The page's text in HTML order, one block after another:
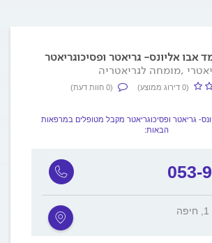
אבו אליונס- גריאטר ופסיכוגריאטר
,מומחה לגריאטריה
(0 דירוג ממוצע) (0 חוות דעת)
גריאטר ופסיכוגריאטר מקבל מטופלים במרפאות
הבאות:
053-